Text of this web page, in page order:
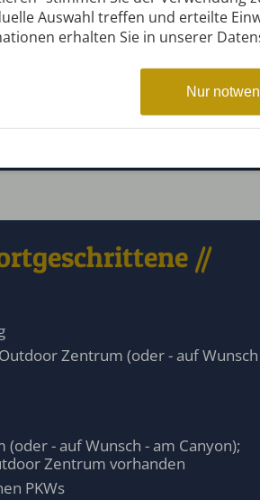
eat Buffetimmer Samstags
//
Zentrum (oder - auf Wunsch
- auf Wunsch - am Canyon);
Zentrum vorhanden
PKWs
Auswahl treffen und erteilte
erhalten Sie in unserer
Nur